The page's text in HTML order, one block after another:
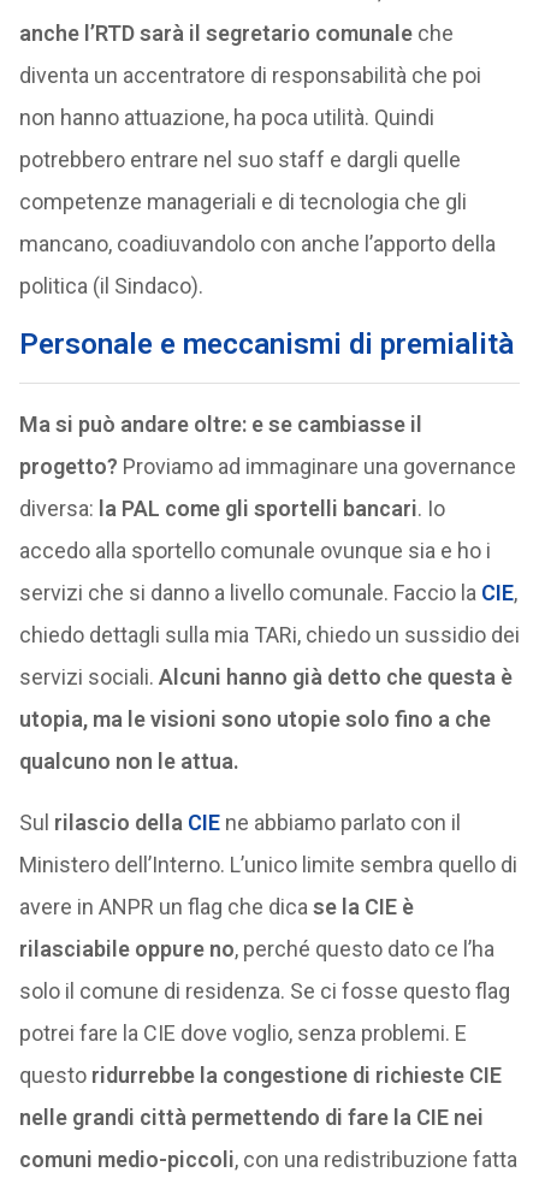
anche l’RTD sarà il segretario comunaleche
diventa un accentratore di responsabilità che poi
non hanno attuazione, ha poca utilità. Quindi
potrebbero entrare nel suo staff e dargli quelle
competenze manageriali e di tecnologia che gli
mancano, coadiuvandolo con anche l’apporto della
politica (il Sindaco).
Personale e meccanismi di premialità
Ma si può andare oltre: e se cambiasse il
progetto? Proviamo ad immaginare una governance
diversa: la PAL come gli sportelli bancari. Io
accedo alla sportello comunale ovunque sia e ho i
servizi che si danno a livello comunale. Faccio la CIE,
chiedo dettagli sulla mia TARi, chiedo un sussidio dei
servizi sociali. Alcuni hanno già detto che questa è
utopia, ma le visioni sono utopie solo fino a che
qualcuno non le attua.
Sul rilascio della CIEne abbiamo parlato con il
Ministero dell’Interno. L’unico limite sembra quello di
avere in ANPR un flag che dica se la CIE è
rilasciabile oppure no, perché questo dato ce l’ha
solo il comune di residenza. Se ci fosse questo flag
potrei fare la CIE dove voglio, senza problemi. E
questo ridurrebbe la congestione di richieste CIE
nelle grandi città permettendo di fare la CIE nei
comuni medio-piccoli, con una redistribuzione fatta